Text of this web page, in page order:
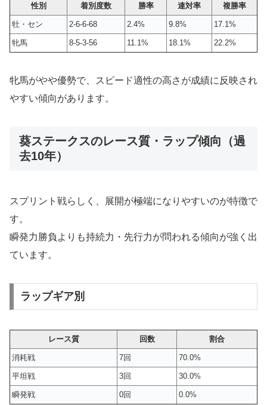
性別 着別度数 勝率 連対率 複勝率
牡・セン 2-6-6-68 2.4% 9.8% 17.1%
牝馬 8-5-3-56 11.1% 18.1% 22.2%
牝馬がやや優勢で、スピード適性の高さが成績に反映され
やすい傾向があります。
葵ステークスのレース質・ラップ傾向（過
去10年）
スプリント戦らしく、展開が極端になりやすいのが特徴で
す。
瞬発力勝負よりも持続力・先行力が問われる傾向が強く出
ています。
ラップギア別
レース質 回数 割合
消耗戦 7回 70.0%
平坦戦 3回 30.0%
瞬発戦 0回 0.0%